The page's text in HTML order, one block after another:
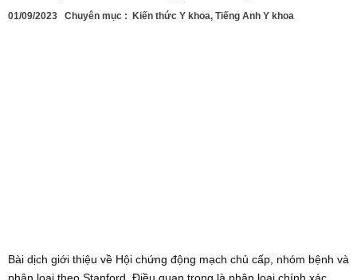
01/09/2023 Chuyên mục : Kiến thức Y khoa, Tiếng Anh Y khoa
Bài dịch giới thiệu về Hội chứng động mạch chủ cấp, nhóm bệnh và